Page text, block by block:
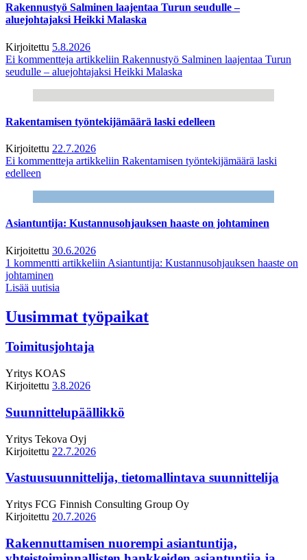
Rakennustyö Salminen laajentaa Turun seudulle –
aluejohtajaksi Heikki Malaska
Kirjoitettu 5.8.2026
Ei kommentteja artikkeliin Rakennustyö Salminen laajentaa Turun
seudulle – aluejohtajaksi Heikki Malaska
Rakentamisen työntekijämäärä laski edelleen
Kirjoitettu 22.7.2026
Ei kommentteja artikkeliin Rakentamisen työntekijämäärä laski
edelleen
Asiantuntija: Kustannusohjauksen haaste on johtaminen
Kirjoitettu 30.6.2026
1 kommentti artikkeliin Asiantuntija: Kustannusohjauksen haaste on
johtaminen
Lisää uutisia
Uusimmat työpaikat
Toimitusjohtaja
Yritys KOAS
Kirjoitettu 3.8.2026
Suunnittelupäällikkö
Yritys Tekova Oyj
Kirjoitettu 22.7.2026
Vastuusuunnittelija, tietomallintava suunnittelija
Yritys FCG Finnish Consulting Group Oy
Kirjoitettu 20.7.2026
Rakennuttamisen nuorempi asiantuntija,